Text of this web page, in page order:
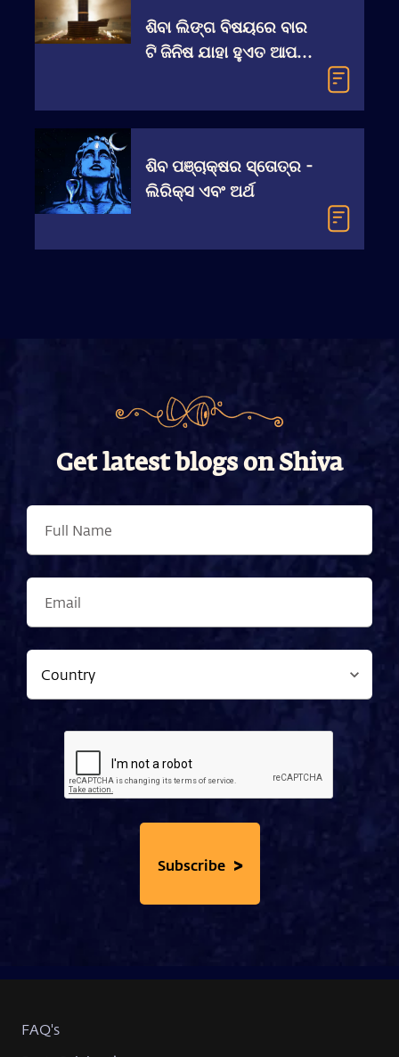
ଶିବା ଲିଙ୍ଗ ବିଷୟରେ ବାର
ଟି ଜିନିଷ ଯାହା ହୁଏତ ଆପଣ
ଶିବ ପଞ୍ଚାକ୍ଷର ସ୍ତୋତ୍ର -
ଲିରିକ୍ସ ଏବଂ ଅର୍ଥ
Get latest blogs on Shiva
Subscribe >
FAQ's